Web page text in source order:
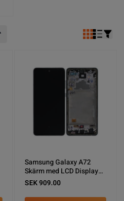
ordning
Samsung Galaxy A72
Skärm med LCD Display
Original - Svart
SEK 909.00